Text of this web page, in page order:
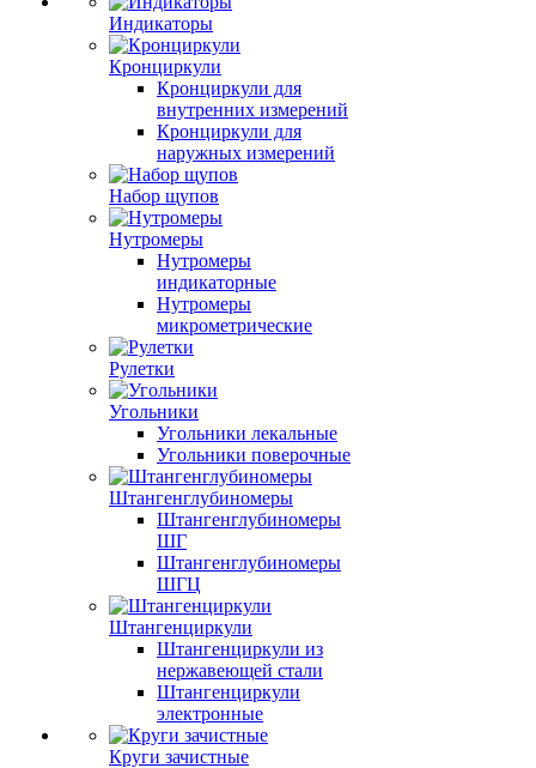
Индикаторы
Кронциркули
Кронциркули для
внутренних измерений
Кронциркули для
наружных измерений
Набор щупов
Нутромеры
Нутромеры
индикаторные
Нутромеры
микрометрические
Рулетки
Угольники
Угольники лекальные
Угольники поверочные
Штангенглубиномеры
Штангенглубиномеры
ШГ
Штангенглубиномеры
ШГЦ
Штангенциркули
Штангенциркули из
нержавеющей стали
Штангенциркули
электронные
Круги зачистные